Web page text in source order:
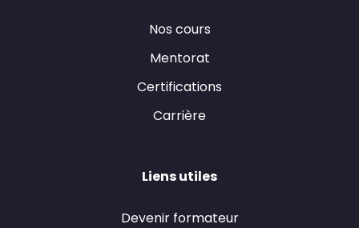
Nos cours
Mentorat
Certifications
Carrière
Liens utiles
Devenir formateur